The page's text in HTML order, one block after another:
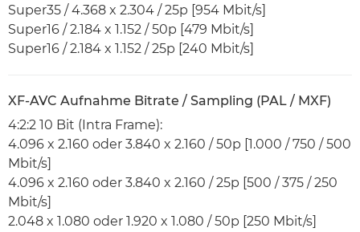
Super35 / 4.368 x 2.304 / 25p [954 Mbit/s]
Super16 / 2.184 x 1.152 / 50p [479 Mbit/s]
Super16 / 2.184 x 1.152 / 25p [240 Mbit/s]
XF-AVC Aufnahme Bitrate / Sampling (PAL / MXF)
4:2:2 10 Bit (Intra Frame):
4.096 x 2.160 oder 3.840 x 2.160 / 50p [1.000 / 750 / 500
Mbit/s]
4.096 x 2.160 oder 3.840 x 2.160 / 25p [500 / 375 / 250
Mbit/s]
2.048 x 1.080 oder 1.920 x 1.080 / 50p [250 Mbit/s]